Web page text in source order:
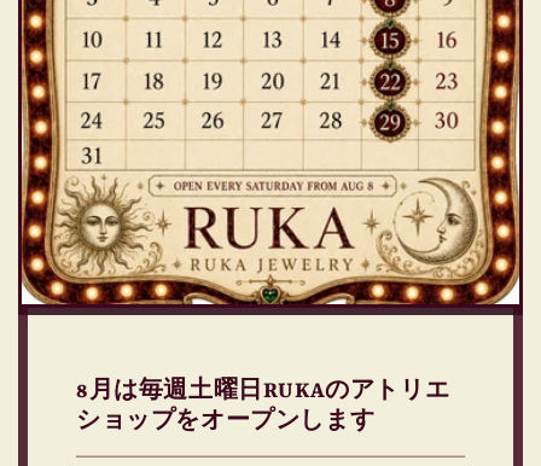
8月は毎週土曜日RUKAのアトリエ
ショップをオープンします